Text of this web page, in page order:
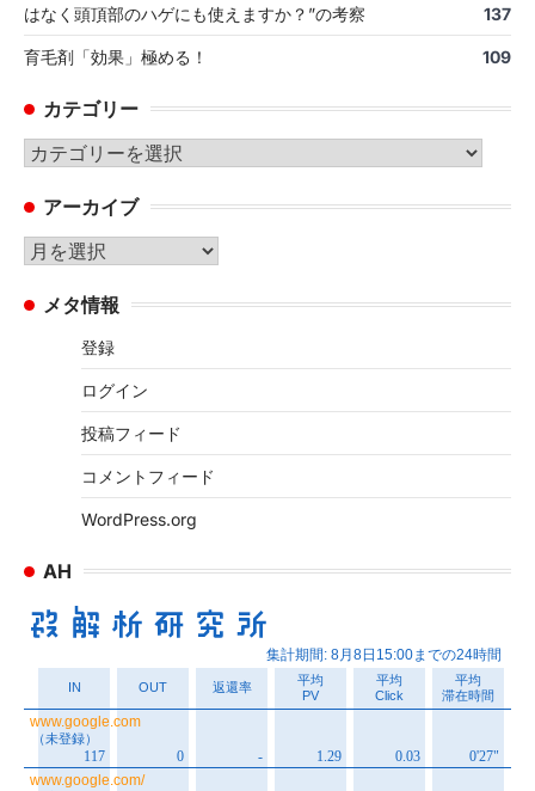
はなく頭頂部のハゲにも使えますか？”の考察
137
育毛剤「効果」極める！ 109
カテゴリー
カ
ゴ
リ
ー
アーカイブ
ア
カ メタ情報
登録
ログイン
投稿フィード
コメントフィード
WordPress.org
AH